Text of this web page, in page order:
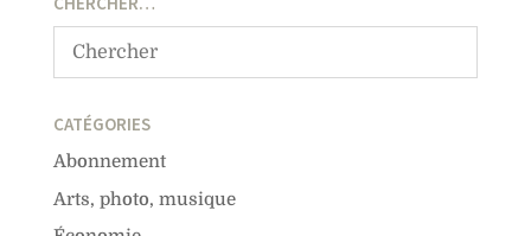
CATÉGORIES
Abonnement
Arts, photo, musique